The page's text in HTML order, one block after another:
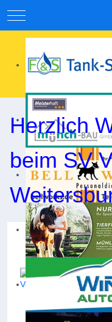
Mobile Menu Toggle
Herzlich
beim SV